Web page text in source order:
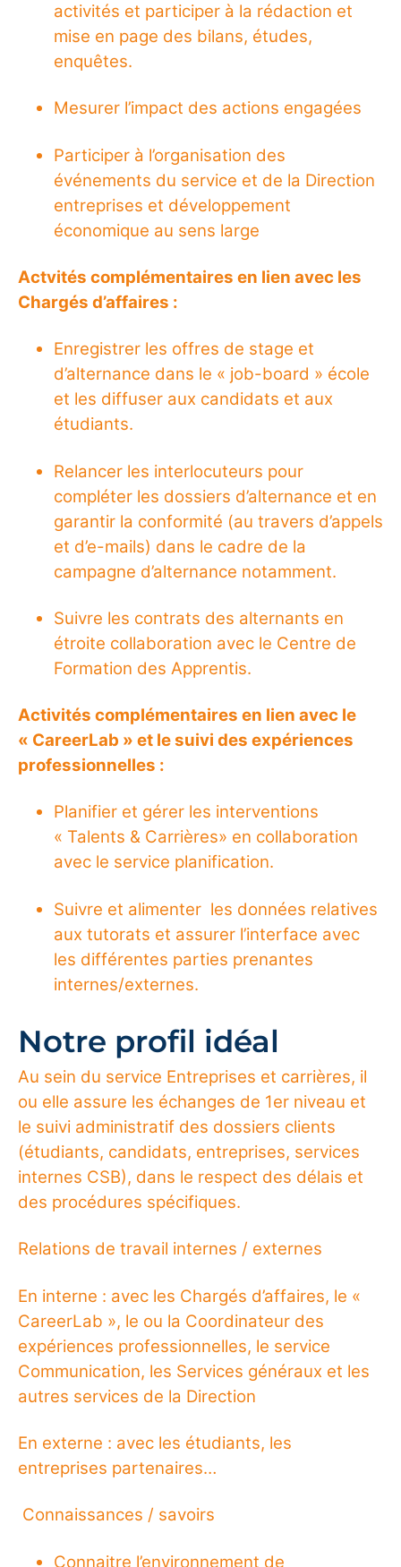
activités et participer à la rédaction et
mise en page des bilans, études,
enquêtes.
Mesurer l’impact des actions engagées
Participer à l’organisation des
événements du service et de la Direction
entreprises et développement
économique au sens large
Actvités complémentaires en lien avec les
Chargés d’affaires :
Enregistrer les offres de stage et
d’alternance dans le « job-board » école
et les diffuser aux candidats et aux
étudiants.
Relancer les interlocuteurs pour
compléter les dossiers d’alternance et en
garantir la conformité (au travers d’appels
et d’e-mails) dans le cadre de la
campagne d’alternance notamment.
Suivre les contrats des alternants en
étroite collaboration avec le Centre de
Formation des Apprentis.
Activités complémentaires en lien avec le
« CareerLab » et le suivi des expériences
professionnelles :
Planifier et gérer les interventions
« Talents & Carrières» en collaboration
avec le service planification.
Suivre et alimenter les données relatives
aux tutorats et assurer l’interface avec
les différentes parties prenantes
internes/externes.
Notre profil idéal
Au sein du service Entreprises et carrières, il
ou elle assure les échanges de 1er niveau et
le suivi administratif des dossiers clients
(étudiants, candidats, entreprises, services
internes CSB), dans le respect des délais et
des procédures spécifiques.
Relations de travail internes / externes
En interne : avec les Chargés d’affaires, le «
CareerLab », le ou la Coordinateur des
expériences professionnelles, le service
Communication, les Services généraux et les
autres services de la Direction
En externe : avec les étudiants, les
entreprises partenaires…
Connaissances / savoirs
Connaitre l’environnement de